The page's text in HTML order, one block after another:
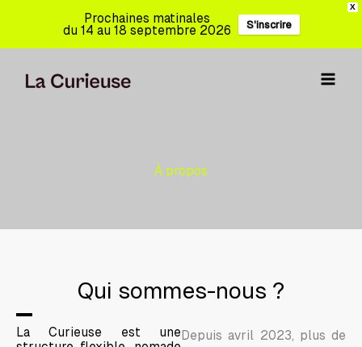
X
Prochaines matinales
du 14 au 18 septembre 2026
S'inscrire
contenu
À propos
Qui sommes-nous ?
La Curieuse est une Depuis avril 2023, plus de